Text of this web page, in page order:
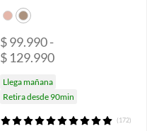
$ 99.990 -
$ 129.990
Llega mañana
Retira desde 90min
(172)